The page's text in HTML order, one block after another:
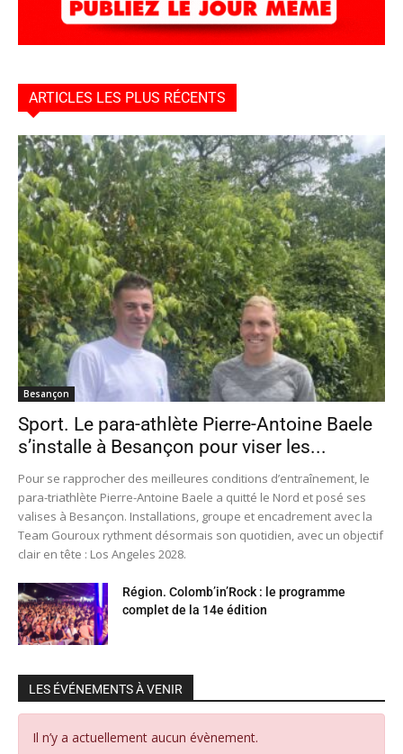
ARTICLES LES PLUS RÉCENTS
Besançon
Sport. Le para-athlète Pierre-Antoine Baele
s’installe à Besançon pour viser les...
Pour se rapprocher des meilleures conditions d’entraînement, le
para-triathlète Pierre-Antoine Baele a quitté le Nord et posé ses
valises à Besançon. Installations, groupe et encadrement avec la
Team Gouroux rythment désormais son quotidien, avec un objectif
clair en tête : Los Angeles 2028.
Région. Colomb’in’Rock : le programme
complet de la 14e édition
LES ÉVÉNEMENTS À VENIR
Il n’y a actuellement aucun évènement.